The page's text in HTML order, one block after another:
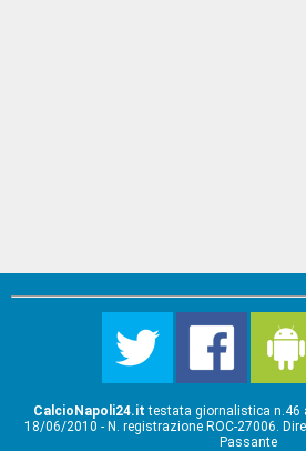
CalcioNapoli24.it testata giornalistica n.46
18/06/2010 - N. registrazione ROC-27006.
Passante